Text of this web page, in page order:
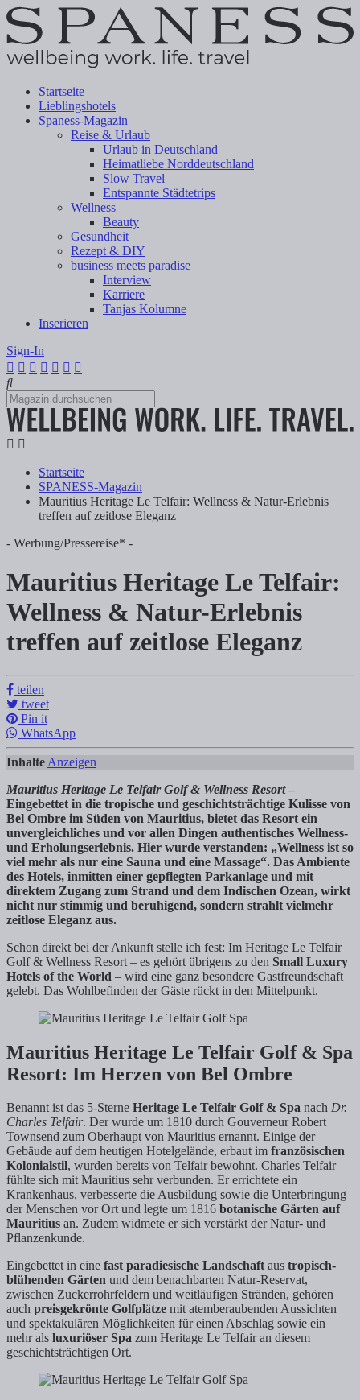
Startseite
Lieblingshotels
Spaness-Magazin
Reise & Urlaub
Urlaub in Deutschland
Heimatliebe Norddeutschland
Slow Travel
Entspannte Städtetrips
Wellness
Beauty
Gesundheit
Rezept & DIY
business meets paradise
Interview
Karriere
Tanjas Kolumne
Inserieren
Sign-In
Startseite
SPANESS-Magazin
Mauritius Heritage Le Telfair: Wellness & Natur-Erlebnis
treffen auf zeitlose Eleganz
- Werbung/Pressereise* -
Mauritius Heritage Le Telfair: Wellness
Tanja Klindworth
Eingebettet in die tropische und geschichtsträchtige Kulisse von
Mauritius Heritage Le Telfair:
Wellness & Natur-Erlebnis
treffen auf zeitlose Eleganz
teilen
tweet
Pin it
WhatsApp
Inhalte Anzeigen
Mauritius Heritage Le Telfair Golf & Wellness Resort–
Eingebettet in die tropische und geschichtsträchtige Kulisse von
Bel Ombre im Süden von Mauritius, bietet das Resort ein
unvergleichliches und vor allen Dingen authentisches Wellness-
und Erholungserlebnis. Hier wurde verstanden: „Wellness ist so
viel mehr als nur eine Sauna und eine Massage“. Das Ambiente
des Hotels, inmitten einer gepflegten Parkanlage und mit
direktem Zugang zum Strand und dem Indischen Ozean, wirkt
nicht nur stimmig und beruhigend, sondern strahlt vielmehr
zeitlose Eleganz aus.
Schon direkt bei der Ankunft stelle ich fest: Im Heritage Le Telfair
Golf & Wellness Resort – es gehört übrigens zu den Small Luxury
Hotels of the World – wird eine ganz besondere Gastfreundschaft
gelebt. Das Wohlbefinden der Gäste rückt in den Mittelpunkt.
Mauritius Heritage Le Telfair Golf & Spa
Resort: Im Herzen von Bel Ombre
Benannt ist das 5-Sterne Heritage Le Telfair Golf & Spa nach Dr.
Charles Telfair. Der wurde um 1810 durch Gouverneur Robert
Townsend zum Oberhaupt von Mauritius ernannt. Einige der
Gebäude auf dem heutigen Hotelgelände, erbaut im französischen
Kolonialstil, wurden bereits von Telfair bewohnt. Charles Telfair
fühlte sich mit Mauritius sehr verbunden. Er errichtete ein
Krankenhaus, verbesserte die Ausbildung sowie die Unterbringung
der Menschen vor Ort und legte um 1816 botanische Gärten auf
Mauritius an. Zudem widmete er sich verstärkt der Natur- und
Pflanzenkunde.
Eingebettet in eine fast paradiesische Landschaftaus tropisch-
blühenden Gärten und dem benachbarten Natur-Reservat,
zwischen Zuckerrohrfeldern und weitläufigen Stränden, gehören
auch preisgekrönte Golfplätze mit atemberaubenden Aussichten
und spektakulären Möglichkeiten für einen Abschlag sowie ein
mehr als luxuriöser Spa zum Heritage Le Telfair an diesem
geschichtsträchtigen Ort.